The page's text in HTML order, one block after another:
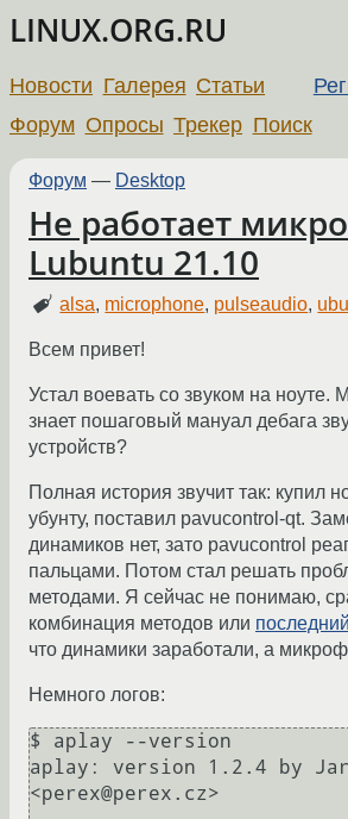
LINUX.ORG.RU
Новости Галерея Статьи
Форум Опросы Трекер Поиск
Форум — Desktop
Не работает
Lubuntu 21.10
alsa, microphone, pulseaudio,
Всем привет!
Устал воевать со звуком на ноуте.
знает пошаговый мануал дебага
устройств?
Полная история звучит так: купил
убунту, поставил pavucontrol-qt.
динамиков нет, зато pavucontrol
пальцами. Потом стал решать
методами. Я сейчас не понимаю,
комбинация методов или последний
что динамики заработали, а
Немного логов:
$ aplay --version
aplay: version 1.2.4 by
<perex@perex.cz>